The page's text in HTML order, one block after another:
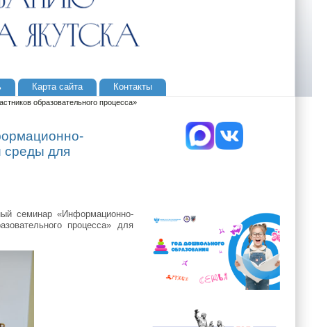
Карта сайта Контакты
образовательного процесса»
среды для
семинар «Информационно-
процесса» для